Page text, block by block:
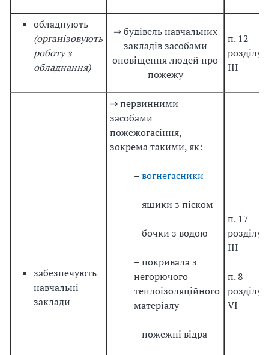
обладнують
(організовують
роботу з
обладнання)
⇒ будівель навчальних
закладів засобами
оповіщення людей про
пожежу
п. 12
розділу
ІІІ
забезпечують
навчальні
заклади
⇒ первинними
засобами
пожежогасіння,
зокрема такими, як:
–вогнегасники
– ящики з піском
– бочки з водою
– покривала з
негорючого
теплоізоляційного
матеріалу
– пожежні відра
п. 17
розділу
ІІІ
п. 8
розділу
VІ